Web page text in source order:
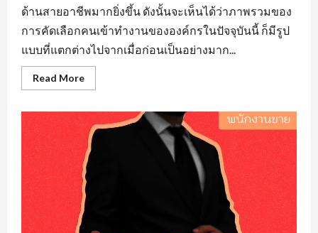
ด้านสายอาชีพมากยิ่งขึ้น ดังนั้นจะเห็นได้ว่าภาพรวมของ
การคัดเลือกคนเข้าทำงานขององค์กรในปัจจุบันนี้ ก็มีรูป
แบบที่แตกต่างไปจากเมื่อก่อนเป็นอย่างมาก...
Read MoreRead
more
หา
งาน
วิศวะ
ที่
องค์กร
ส่วน
ใหญ่
ต้อง
จาก
ผู้